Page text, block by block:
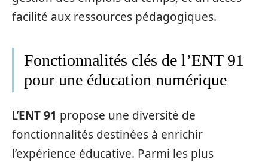
facilité aux ressources pédagogiques.
Fonctionnalités clés de l’ENT 91
pour une éducation numérique
L’ENT 91 propose une diversité de
fonctionnalités destinées à enrichir
l’expérience éducative. Parmi les plus